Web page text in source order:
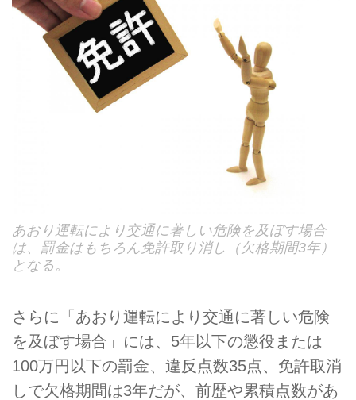
あおり運転により交通に著しい危険を及ぼす場合
は、罰金はもちろん免許取り消し（欠格期間3年）
となる。
さらに「あおり運転により交通に著しい危険
を及ぼす場合」には、5年以下の懲役または
100万円以下の罰金、違反点数35点、免許取消
しで欠格期間は3年だが、前歴や累積点数があ